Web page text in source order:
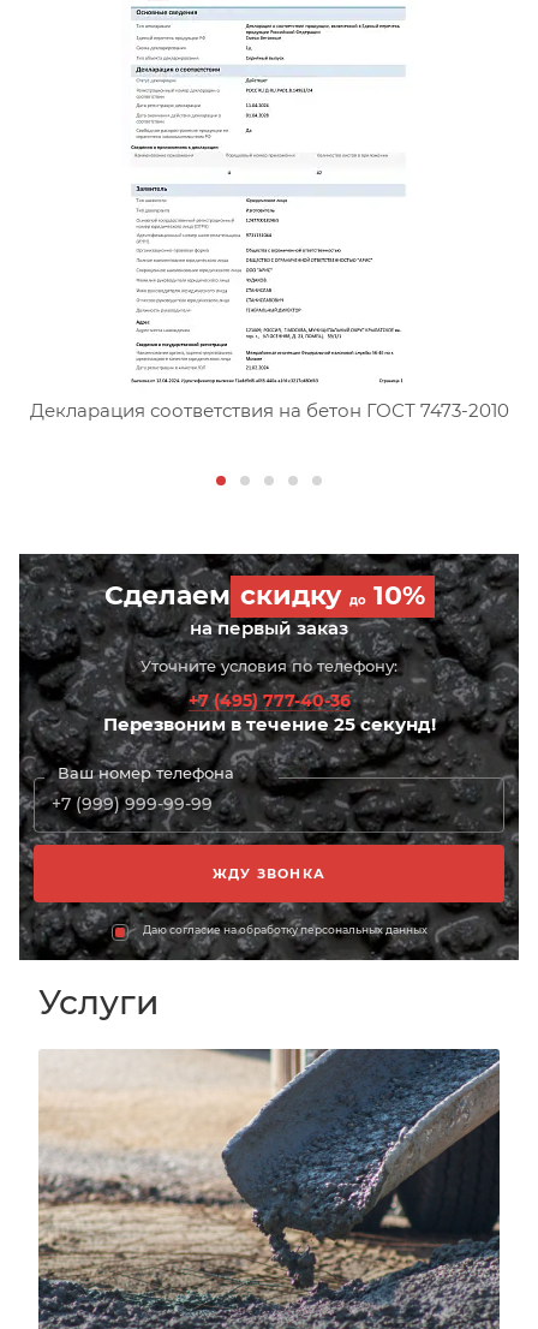
Сертификат соответствия
Декларация соответствия на бетон ГОСТ 7473-2010
Сделаем скидку до10%
на первый заказ
Уточните условия по телефону:
+7 (495) 777-40-36
Перезвоним в течение 25 секунд!
Ваш номер телефона
Даю согласие на обработку персональных данных
Услуги